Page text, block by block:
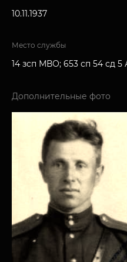
10.11.1937
Место службы
14 зсп МВО; 653 сп 54 сд
Дополнительные фото